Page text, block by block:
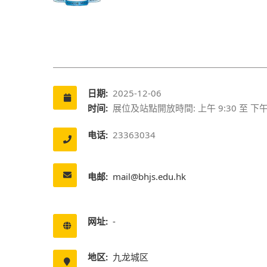
日期: 2025-12-06
时间: 展位及站點開放時間: 上午 9:30 至 下
电话: 23363034
电邮: mail@bhjs.edu.hk
网址: -
地区: 九龙城区